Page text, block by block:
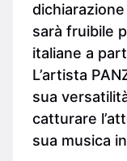
sarà fruibile
italiane a
L’artista
sua
catturare
sua musica